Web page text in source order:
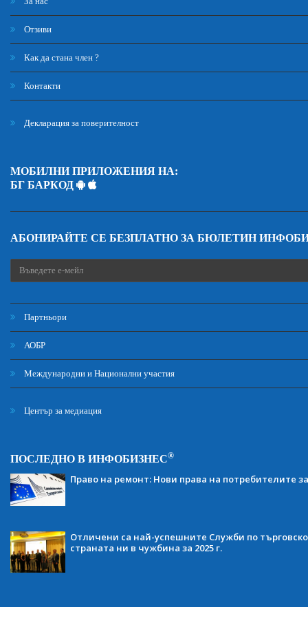
Отзиви
Как да стана член ?
Контакти
Декларация за поверителност
МОБИЛНИ ПРИЛОЖЕНИЯ НА:
БГ БАРКОД
АБОНИРАЙТЕ СЕ БЕЗПЛАТНО ЗА БЮЛЕТИН
Партньори
АОБР
Международни и Национални участия
Център за медиация
ПОСЛЕДНО В ИНФОБИЗНЕС®
Право на ремонт: Нови права на потребителите
Отличени са най-успешните Служби по
страната ни в чужбина за 2025 г.